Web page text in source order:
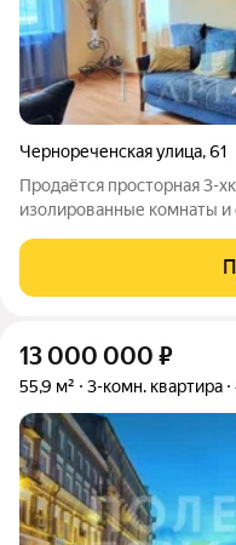
Чернореченская улица,61
Продаётся просторная 3-
изолированные комнаты и
этажного панельного
метраж 75 кв.м (без учёта
13 000 000 ₽
55,9 м² 3-комн. квартира